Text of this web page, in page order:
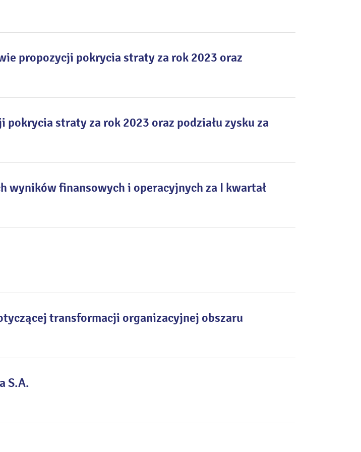
propozycji pokrycia straty za rok 2023 oraz
straty za rok 2023 oraz podziału zysku za
wyników finansowych i operacyjnych za I kwartał
transformacji organizacyjnej obszaru
S.A.